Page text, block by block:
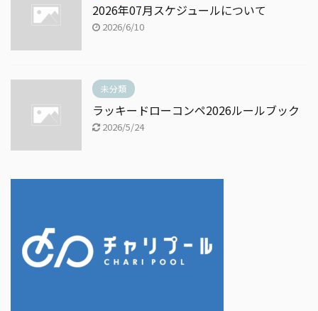
2026年07月スケジュールについて
2026/6/10
未分類
ラッキードローコンペ2026ルールブック
2026/5/24